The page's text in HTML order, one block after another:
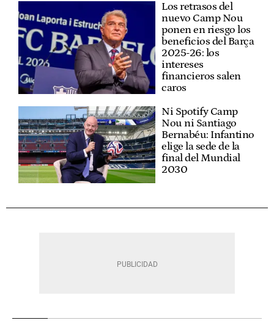
Los retrasos del
nuevo Camp Nou
ponen en riesgo los
beneficios del Barça
2025-26: los
intereses
financieros salen
caros
Ni Spotify Camp
Nou ni Santiago
Bernabéu: Infantino
elige la sede de la
final del Mundial
2030